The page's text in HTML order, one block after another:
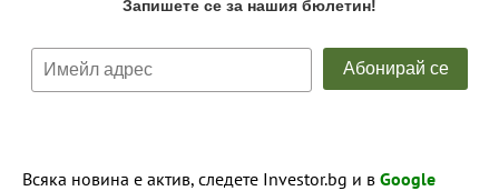
Всяка новина е актив, следете Investor.bg и в Google